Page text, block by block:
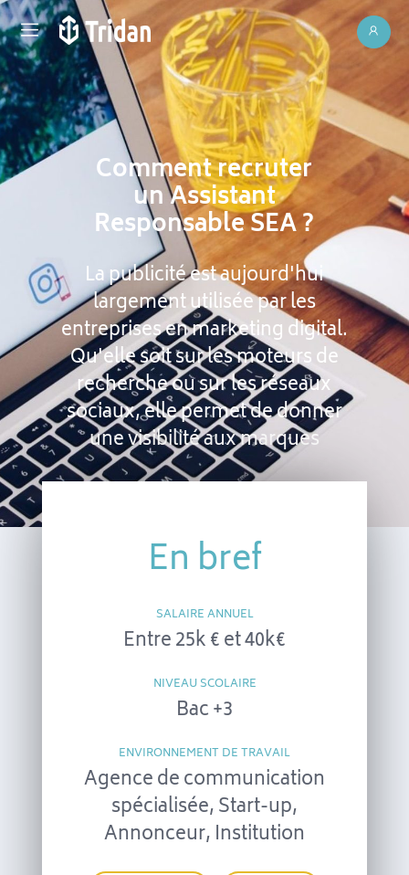
Comment recruter
un Assistant
Responsable SEA ?
La publicité est aujourd'hui
largement utilisée par les
entreprises en marketing digital.
Qu'elle soit sur les moteurs de
recherche ou sur les réseaux
sociaux, elle permet de donner
une visibilité aux marques
En bref
SALAIRE ANNUEL
Entre 25k € et 40k€
NIVEAU SCOLAIRE
Bac +3
ENVIRONNEMENT DE TRAVAIL
Agence de communication
spécialisée, Start-up,
Annonceur, Institution